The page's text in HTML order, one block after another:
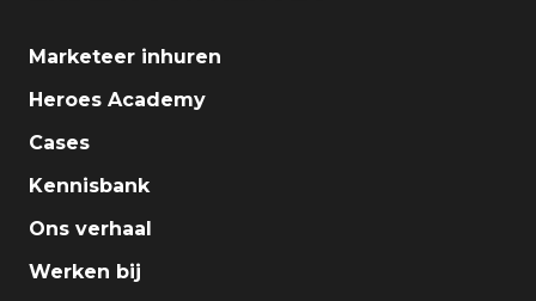
Marketeer inhuren
Heroes Academy
Cases
Kennisbank
Ons verhaal
Werken bij